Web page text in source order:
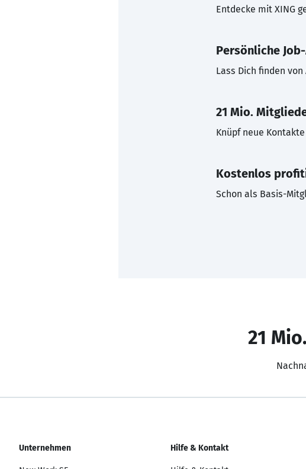
Entdecke mit XING
Persönliche
Lass Dich finden
21 Mio.
Knüpf neue
Kostenlos
Schon als Basis-
21
Unternehmen Hilfe & Kontakt